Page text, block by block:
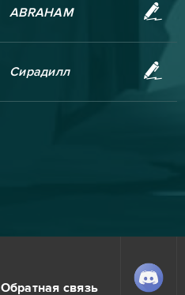
ABRAHAM
Сирадилл
Обратная связь